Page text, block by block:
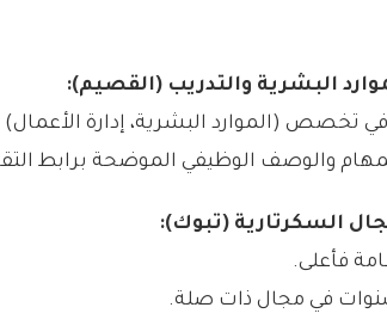
تخصص (الموارد البشرية، إدارة الأعمال)
والوصف الوظيفي الموضحة برابط
فأعلى.